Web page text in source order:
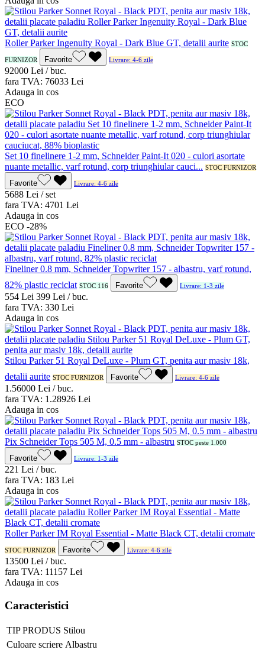
Roller Parker Ingenuity Royal - Dark Blue GT, detalii aurite STOC
FURNIZOR Favorite Livrare: 4-6 zile
92000 Lei / buc.
fara TVA: 76033 Lei
Adauga in cos
ECO
Set 10 finelinere 1-2 mm, Schneider Paint-It 020 - culori asortate
nuante metallic, varf rotund, corp triunghiular cauci... STOC FURNIZOR
Favorite Livrare: 4-6 zile
5688 Lei / set
fara TVA: 4701 Lei
Adauga in cos
ECO -28%
Fineliner 0.8 mm, Schneider Topwriter 157 - albastru, varf rotund,
82% plastic reciclat STOC 116 Favorite Livrare: 1-3 zile
554 Lei 399 Lei / buc.
fara TVA: 330 Lei
Adauga in cos
Stilou Parker 51 Royal DeLuxe - Plum GT, penita aur masiv 18k,
detalii aurite STOC FURNIZOR Favorite Livrare: 4-6 zile
1.56000 Lei / buc.
fara TVA: 1.28926 Lei
Adauga in cos
Pix Schneider Tops 505 M, 0.5 mm - albastru STOC peste 1.000
Favorite Livrare: 1-3 zile
221 Lei / buc.
fara TVA: 183 Lei
Adauga in cos
Roller Parker IM Royal Essential - Matte Black CT, detalii cromate
STOC FURNIZOR Favorite Livrare: 4-6 zile
13500 Lei / buc.
fara TVA: 111 57 Lei
Adauga in cos
Caracteristici
TIP PRODUS Stilou
Culoare scriere Albastru